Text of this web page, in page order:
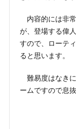
内容的には非
が、登場する偉
すので、ローテ
ると思います。
難易度はなき
ームですので息